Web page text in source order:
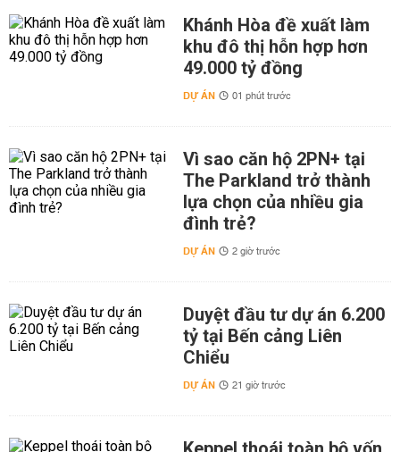
Khánh Hòa đề xuất làm
khu đô thị hỗn hợp hơn
49.000 tỷ đồng
DỰ ÁN 01 phút trước
Vì sao căn hộ 2PN+ tại
The Parkland trở thành
lựa chọn của nhiều gia
đình trẻ?
DỰ ÁN 2 giờ trước
Duyệt đầu tư dự án 6.200
tỷ tại Bến cảng Liên
Chiểu
DỰ ÁN 21 giờ trước